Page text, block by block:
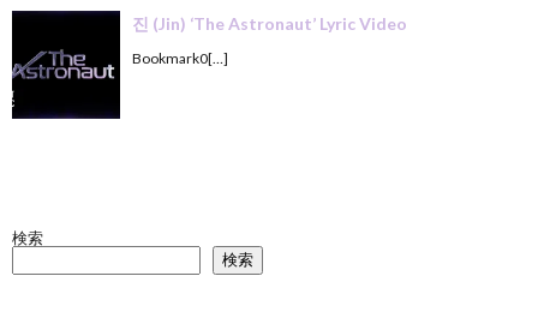
진 (Jin) ‘The Astronaut’ Lyric Video
Bookmark0[…]
検索
検索